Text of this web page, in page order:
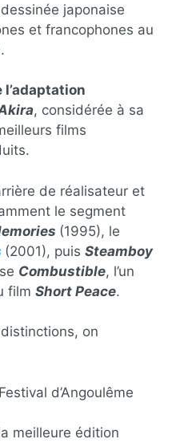
japonaise
et francophones au
l’adaptation
, considérée à sa
films
de réalisateur et
le segment
(1995), le
(2001), puis Steamboy
Combustible, l’un
film Short Peace.
on
d’Angoulême
meilleure édition